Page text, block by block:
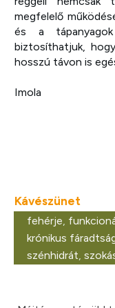
megfelelő
és a
biztosíthatjuk,
hosszú távon is
Imola
Kávészünet
fehérje
krónikus
szénhidrát